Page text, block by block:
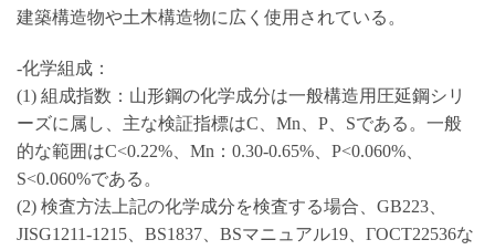
建築構造物や土木構造物に広く使用されている。
-化学組成：
(1) 組成指数：山形鋼の化学成分は一般構造用圧延鋼シリ
ーズに属し、主な検証指標はC、Mn、P、Sである。一般
的な範囲はC<0.22%、Mn：0.30-0.65%、P<0.060%、
S<0.060%である。
(2) 検査方法上記の化学成分を検査する場合、GB223、
JISG1211-1215、BS1837、BSマニュアル19、ГОСТ22536な